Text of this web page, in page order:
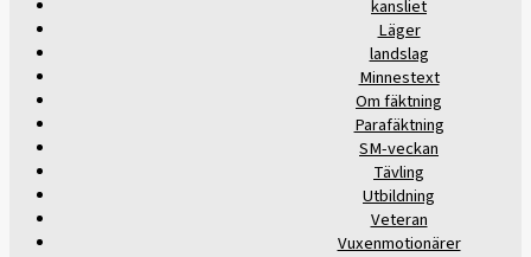
kansliet
Läger
landslag
Minnestext
Om fäktning
Parafäktning
SM-veckan
Tävling
Utbildning
Veteran
Vuxenmotionärer